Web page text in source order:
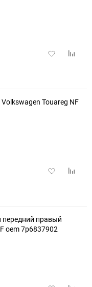
Добавить
Touareg NF
Добавить
правый
oem 7p6837902